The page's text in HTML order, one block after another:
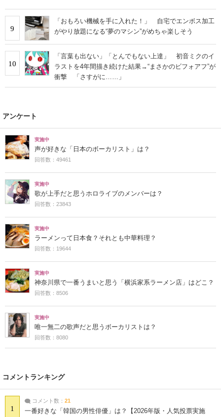
9
「おもろい機械を手に入れた！」 自宅でエンボス加工
がやり放題になる“夢のマシン”がめちゃ楽しそう
10
「言葉も出ない」「とんでもない上達」 初音ミクのイ
ラストを4年間描き続けた結果→“まさかのビフォアフ”が
衝撃 「さすがに……」
アンケート
実施中
声が好きな「日本のボーカリスト」は？
回答数：49461
実施中
歌が上手だと思うホロライブのメンバーは？
回答数：23843
実施中
ラーメンって日本食？それとも中華料理？
回答数：19644
実施中
神奈川県で一番うまいと思う「横浜家系ラーメン店」はどこ？
回答数：8506
実施中
唯一無二の歌声だと思うボーカリストは？
回答数：8080
コメントランキング
1
コメント数： 21
一番好きな「韓国の男性俳優」は？【2026年版・人気投票実施